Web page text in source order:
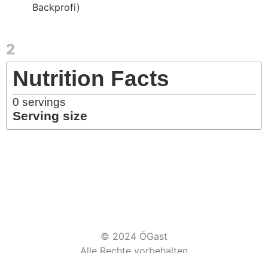
Backprofi)
2
Nutrition Facts
0 servings
Serving size
© 2024 ÖGast